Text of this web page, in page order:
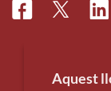
FacebookTwitter
Aquest